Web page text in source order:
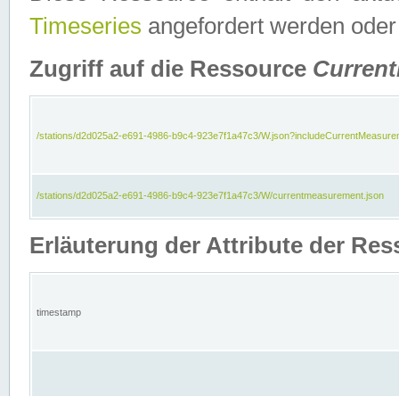
Timeseries angefordert werden
Zugriff auf die Ressource
/stations/d2d025a2-e691-4986-b9c4-923e7f1a47c3/
/stations/d2d025a2-e691-4986-b9c4-923e7f1a47c3/W/currentmeasurement.json
Erläuterung der Attribute der
timestamp